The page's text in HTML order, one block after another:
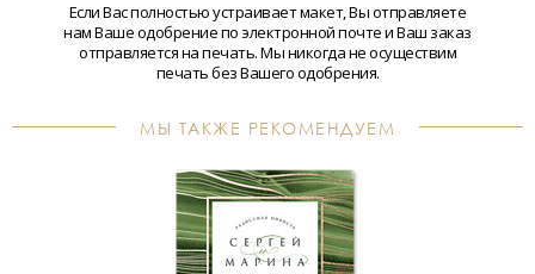
Если Вас полностью устраивает макет, Вы отправляете
нам Ваше одобрение по электронной почте и Ваш заказ
отправляется на печать. Мы никогда не осуществим
печать без Вашего одобрения.
МЫ ТАКЖЕ РЕКОМЕНДУЕМ